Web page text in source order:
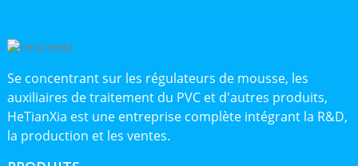
Se concentrant sur les régulateurs de mousse, les
auxiliaires de traitement du PVC et d'autres produits,
HeTianXia est une entreprise complète intégrant la R&D,
la production et les ventes.